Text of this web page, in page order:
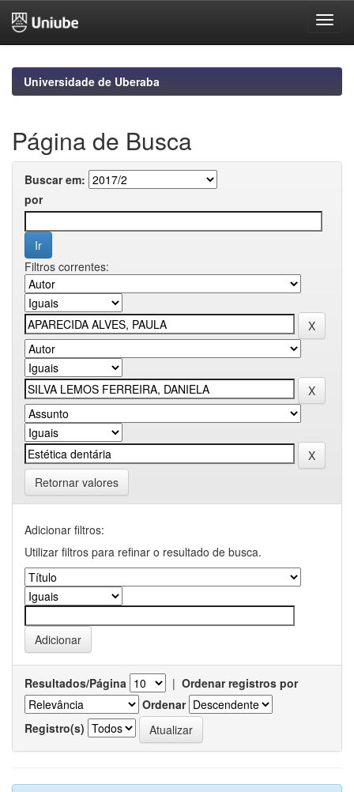
navigationUniversidade de Uberaba
Página de Busca
Buscar em:
por
Filtros correntes:
Retornar valores
Adicionar filtros:
Utilizar filtros para refinar o resultado de busca.
Resultados/Página | Ordenar registros por
Ordenar
Registro(s)